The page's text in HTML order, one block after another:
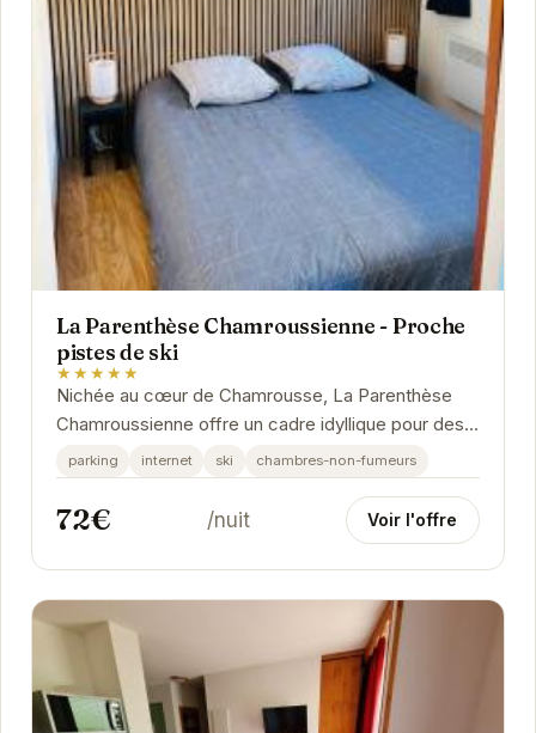
La Parenthèse Chamroussienne - Proche
pistes de ski
★★★★★
Nichée au cœur de Chamrousse, La Parenthèse
Chamroussienne offre un cadre idyllique pour des
vacances à la montagne.
parking internet ski chambres-non-fumeurs
72€ /nuit Voir l'offre